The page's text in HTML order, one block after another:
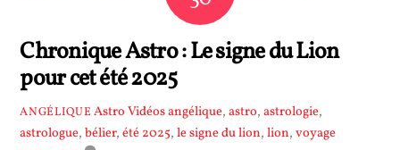
Chronique Astro : Le signe du Lion
pour cet été 2025
ANGÉLIQUEAstro Vidéosangélique,astro,astrologie,
astrologue,bélier,été 2025,le signe du lion,lion,voyage